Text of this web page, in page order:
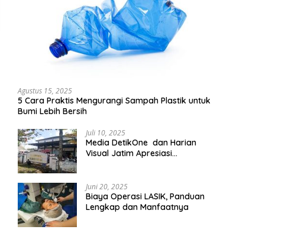
Agustus 15, 2025
5 Cara Praktis Mengurangi Sampah Plastik untuk
Bumi Lebih Bersih
Juli 10, 2025
Media DetikOne dan Harian
Visual Jatim Apresiasi
Juni 20, 2025
Biaya Operasi LASIK, Panduan
Lengkap dan Manfaatnya